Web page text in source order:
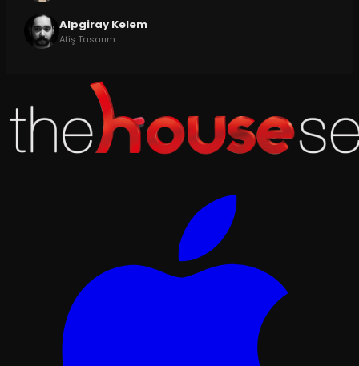
Alpgiray Kelem
Afiş Tasarım